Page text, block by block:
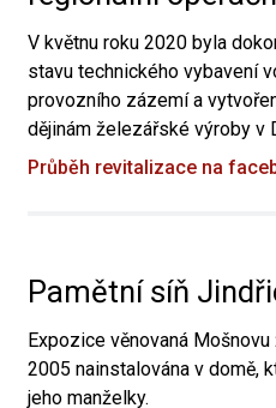
V květnu roku 2020 byla
stavu technického vybavení
provozního zázemí a
dějinám železářské výroby v
Průběh revitalizace na
Pamětní síň
Expozice věnovaná
2005 nainstalována v domě,
jeho manželky.